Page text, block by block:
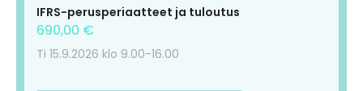
IFRS-perusperiaatteet ja tuloutus
690,00 €
Ti 15.9.2026 klo 9.00-16.00